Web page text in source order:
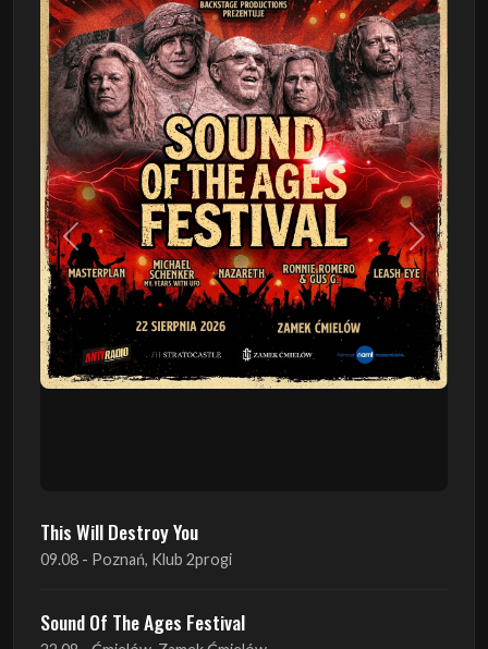
Poprzedni Następny
Sound Of The Ages Festival
22.08 - Ćmielów, Zamek Ćmielów
INO-ROCK FESTIVAL
29.08 - Inowrocław, Plac Imprez, ul. Wierzbińskiego 9